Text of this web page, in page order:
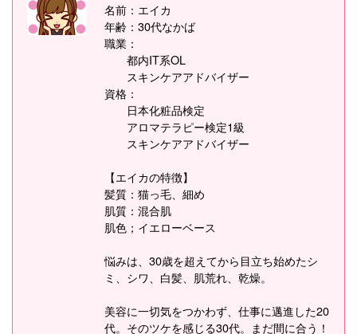
名前：エイカ
年齢：30代なかば
職業：
都内IT系OL
スキンケアアドバイザー
資格：
日本化粧品検定
アロマテラピー検定1級
スキンケアアドバイザー
【エイカの特徴】
髪質：猫っ毛、細め
肌質：混合肌
肌色；イエローベース
悩みは、30歳を超えてから目立ち始めたシ
ミ、シワ、白髪、肌荒れ、乾燥。
美容に一切気をつかわず、仕事に邁進した20
代。そのツケを感じる30代。まだ間に合う！